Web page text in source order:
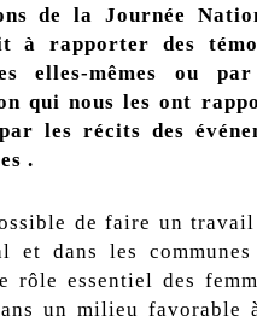
de la Journée
à rapporter des
elles-mêmes ou
qui nous les ont
les récits des
.
de faire un
et dans les
rôle essentiel des
un milieu favorable